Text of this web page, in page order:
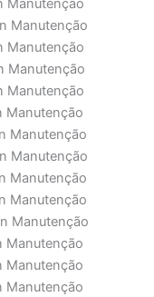
Manutenção
Manutenção
Manutenção
Manutenção
Manutenção
Manutenção
Manutenção
Manutenção
Manutenção
Manutenção
Manutenção
Manutenção
Manutenção
Manutenção